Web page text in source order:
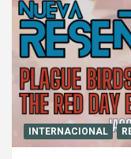
INTERNACIONAL